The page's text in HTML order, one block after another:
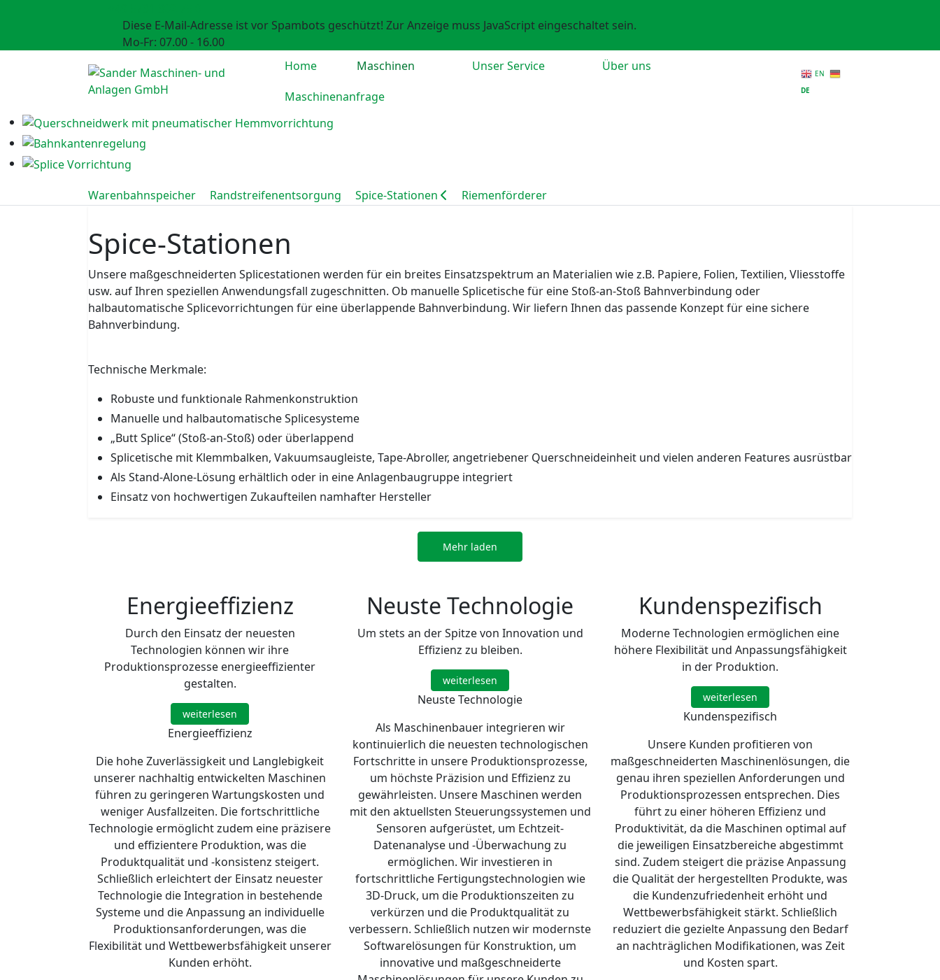
Diese E-Mail-Adresse ist vor Spambots geschützt! Zur Anzeige muss JavaScript eingeschaltet sein.
Mo-Fr: 07.00 - 16.00
Home
Maschinen Unser Service
Über uns
Maschinenanfrage
EN
DE
Warenbahnspeicher Randstreifenentsorgung Spice-Stationen Riemenförderer
Spice-Stationen
Unsere maßgeschneiderten Splicestationen werden für ein breites Einsatzspektrum an Materialien wie z.B. Papiere, Folien, Textilien, Vliesstoffe
usw. auf Ihren speziellen Anwendungsfall zugeschnitten. Ob manuelle Splicetische für eine Stoß-an-Stoß Bahnverbindung oder
halbautomatische Splicevorrichtungen für eine überlappende Bahnverbindung. Wir liefern Ihnen das passende Konzept für eine sichere
Bahnverbindung.
Technische Merkmale:
Robuste und funktionale Rahmenkonstruktion
Manuelle und halbautomatische Splicesysteme
„Butt Splice“ (Stoß-an-Stoß) oder überlappend
Splicetische mit Klemmbalken, Vakuumsaugleiste, Tape-Abroller, angetriebener Querschneideinheit und vielen anderen Features ausrüstbar
Als Stand-Alone-Lösung erhältlich oder in eine Anlagenbaugruppe integriert
Einsatz von hochwertigen Zukaufteilen namhafter Hersteller
Mehr laden
Energieeffizienz
Durch den Einsatz der neuesten
Technologien können wir ihre
Produktionsprozesse energieeffizienter
gestalten.
weiterlesen
Energieeffizienz
Die hohe Zuverlässigkeit und Langlebigkeit
unserer nachhaltig entwickelten Maschinen
führen zu geringeren Wartungskosten und
weniger Ausfallzeiten. Die fortschrittliche
Technologie ermöglicht zudem eine präzisere
und effizientere Produktion, was die
Produktqualität und -konsistenz steigert.
Schließlich erleichtert der Einsatz neuester
Technologie die Integration in bestehende
Systeme und die Anpassung an individuelle
Produktionsanforderungen, was die
Flexibilität und Wettbewerbsfähigkeit unserer
Kunden erhöht.
Neuste Technologie
Um stets an der Spitze von Innovation und
Effizienz zu bleiben.
weiterlesen
Neuste Technologie
Als Maschinenbauer integrieren wir
kontinuierlich die neuesten technologischen
Fortschritte in unsere Produktionsprozesse,
um höchste Präzision und Effizienz zu
gewährleisten. Unsere Maschinen werden
mit den aktuellsten Steuerungssystemen und
Sensoren aufgerüstet, um Echtzeit-
Datenanalyse und -Überwachung zu
ermöglichen. Wir investieren in
fortschrittliche Fertigungstechnologien wie
3D-Druck, um die Produktionszeiten zu
verkürzen und die Produktqualität zu
verbessern. Schließlich nutzen wir modernste
Softwarelösungen für Konstruktion, um
innovative und maßgeschneiderte
Kundenspezifisch
Moderne Technologien ermöglichen eine
höhere Flexibilität und Anpassungsfähigkeit
in der Produktion.
weiterlesen
Kundenspezifisch
Unsere Kunden profitieren von
maßgeschneiderten Maschinenlösungen, die
genau ihren speziellen Anforderungen und
Produktionsprozessen entsprechen. Dies
führt zu einer höheren Effizienz und
Produktivität, da die Maschinen optimal auf
die jeweiligen Einsatzbereiche abgestimmt
sind. Zudem steigert die präzise Anpassung
die Qualität der hergestellten Produkte, was
die Kundenzufriedenheit erhöht und
Wettbewerbsfähigkeit stärkt. Schließlich
reduziert die gezielte Anpassung den Bedarf
an nachträglichen Modifikationen, was Zeit
und Kosten spart.